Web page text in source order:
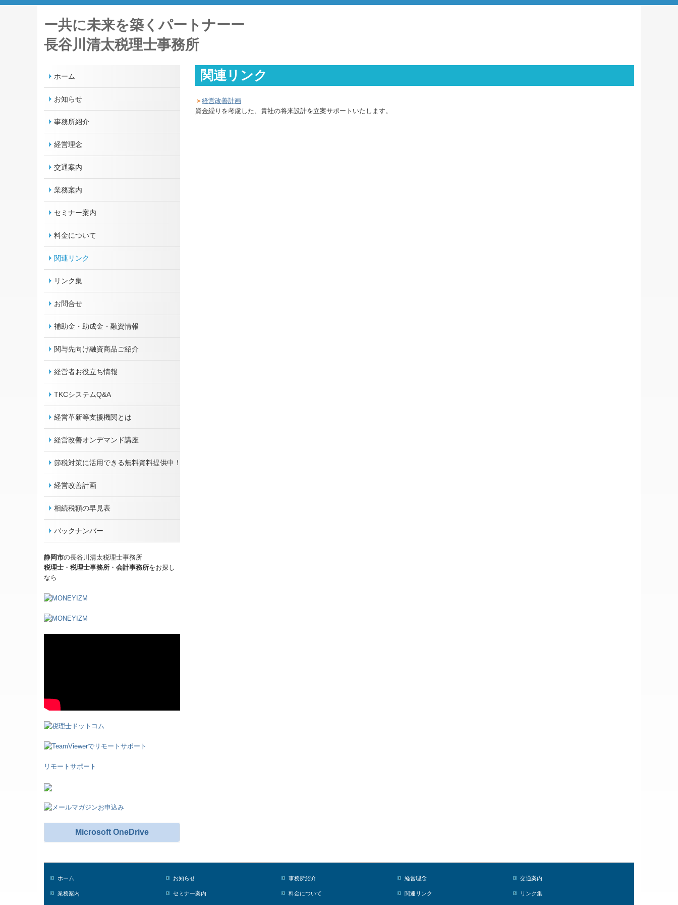
ー共に未来を築くパートナーー
長谷川清太税理士事務所
ホーム
お知らせ
事務所紹介
経営理念
交通案内
業務案内
セミナー案内
料金について
関連リンク
リンク集
お問合せ
補助金・助成金・融資情報
関与先向け融資商品ご紹介
経営者お役立ち情報
TKCシステムQ&A
経営革新等支援機関とは
経営改善オンデマンド講座
節税対策に活用できる無料資料提供中！
経営改善計画
相続税額の早見表
バックナンバー
静岡市の長谷川清太税理士事務所
税理士 ・ 税理士事務所 ・ 会計事務所をお探し
なら
リモートサポート
Microsoft OneDrive
関連リンク
＞ 経営改善計画
資金繰りを考慮した、貴社の将来設計を立案サポートいたします。
ホーム お知らせ 事務所紹介 経営理念 交通案内
業務案内 セミナー案内 料金について 関連リンク リンク集